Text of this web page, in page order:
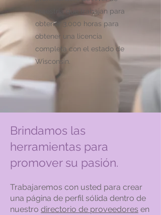
maestría que trabajan para
obtener 3,000 horas para
obtener una licencia
completa con el estado de
Wisconsin.
Brindamos las
herramientas para
promover su pasión.
Trabajaremos con usted para crear
una página de perfil sólida dentro de
nuestro directorio de proveedores en